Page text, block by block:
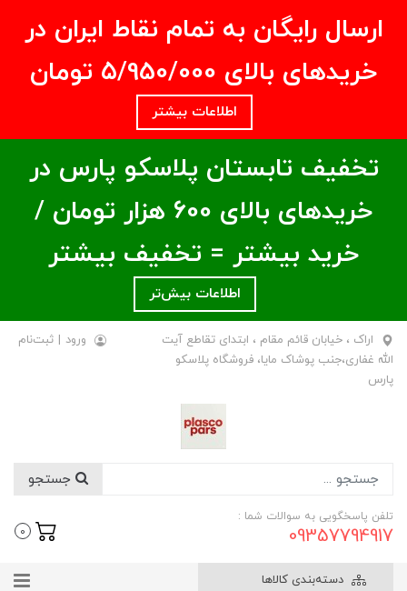
ارسال رایگان به تمام نقاط ایران در
خریدهای بالای ۵/950/000 تومان
اطلاعات بیشتر
تخفیف تابستان پلاسکو پارس در
خریدهای بالای ۶00 هزار تومان /
خرید بیشتر = تخفیف بیشتر
اطلاعات بیش‌تر
اراک ، خیابان قائم مقام ، ابتدای تقاطع آیت
الله غفاری،جنب پوشاک مایا، فروشگاه پلاسکو
پارس
ورود | ثبت‌نام
تلفن پاسخگویی به سوالات شما :
09357794917
0
دسته‌بندی کالاها